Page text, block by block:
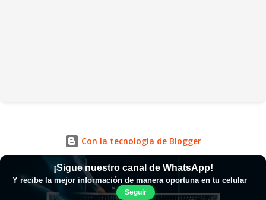
Con la tecnología de Blogger
¡Sigue nuestro canal de WhatsApp!
Y recibe la mejor información de manera oportuna en tu celular
Seguir